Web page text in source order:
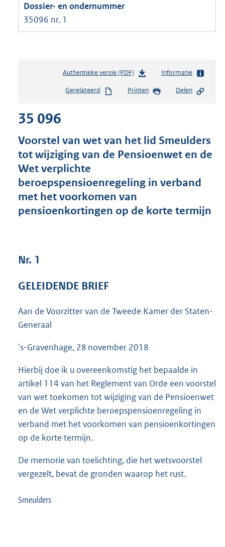
35096 nr. 1
Authentieke versie (PDF)b
s
s
g
o
t
t
Informatie
Gerelateerd Printen Delen
35 096
Voorstel van wet van het lid Smeulders
tot wijziging van de Pensioenwet en de
Wet verplichte
beroepspensioenregeling in verband
met het voorkomen van
pensioenkortingen op de korte termijn
Nr. 1
GELEIDENDE BRIEF
Aan de Voorzitter van de Tweede Kamer der Staten-
Generaal
's-Gravenhage, 28 november 2018
Hierbij doe ik u overeenkomstig het bepaalde in
artikel 114 van het Reglement van Orde een voorstel
van wet toekomen tot wijziging van de Pensioenwet
en de Wet verplichte beroepspensioenregeling in
verband met het voorkomen van pensioenkortingen
op de korte termijn.
De memorie van toelichting, die het wetsvoorstel
vergezelt, bevat de gronden waarop het rust.
Smeulders